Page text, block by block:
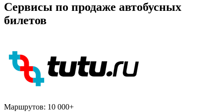
Сервисы по продаже автобусных
билетов
Маршрутов: 10 000+